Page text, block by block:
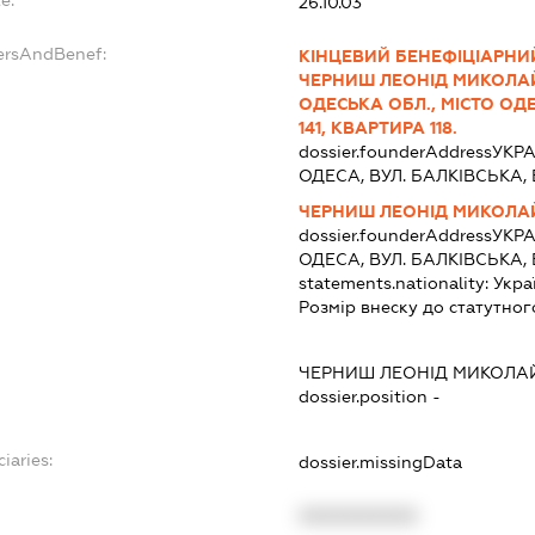
КІНЦЕВИЙ
ЧЕРНИШ ЛЕОНІД
ОДЕСЬКА ОБЛ., МІСТО
141, КВАРТИРА 118.
dossier.founderAddress
ОДЕСА, ВУЛ. БАЛКІВСЬКА,
ЧЕРНИШ ЛЕОНІД
dossier.founderAddress
ОДЕСА, ВУЛ. БАЛКІВСЬКА,
statements.nationality:
Розмір внеску до
ЧЕРНИШ ЛЕОНІД
dossier.position -
dossier.missingData